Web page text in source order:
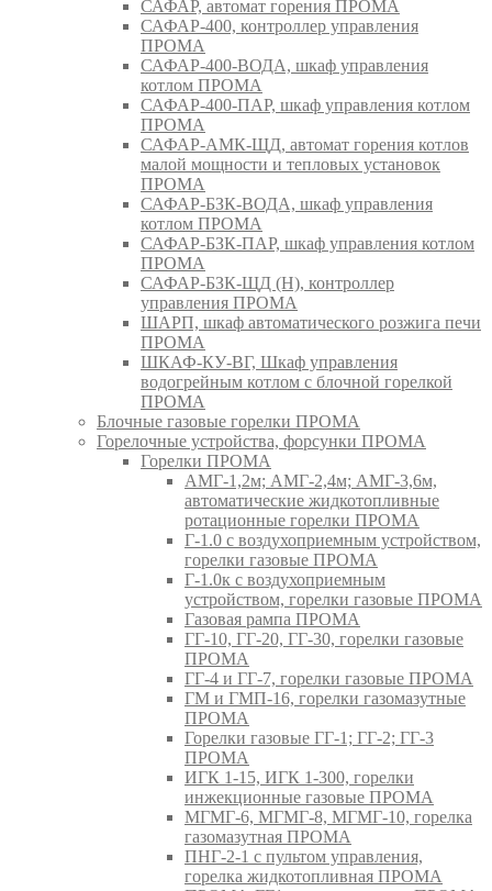
САФАР, автомат горения ПРОМА
САФАР-400, контроллер управления
ПРОМА
САФАР-400-ВОДА, шкаф управления
котлом ПРОМА
САФАР-400-ПАР, шкаф управления котлом
ПРОМА
САФАР-АМК-ЩД, автомат горения котлов
малой мощности и тепловых установок
ПРОМА
САФАР-БЗК-ВОДА, шкаф управления
котлом ПРОМА
САФАР-БЗК-ПАР, шкаф управления котлом
ПРОМА
САФАР-БЗК-ЩД (Н), контроллер
управления ПРОМА
ШАРП, шкаф автоматического розжига печи
ПРОМА
ШКАФ-КУ-ВГ, Шкаф управления
водогрейным котлом с блочной горелкой
ПРОМА
Блочные газовые горелки ПРОМА
Горелочные устройства, форсунки ПРОМА
Горелки ПРОМА
АМГ-1,2м; АМГ-2,4м; АМГ-3,6м,
автоматические жидкотопливные
ротационные горелки ПРОМА
Г-1.0 с воздухоприемным устройством,
горелки газовые ПРОМА
Г-1.0к с воздухоприемным
устройством, горелки газовые ПРОМА
Газовая рампа ПРОМА
ГГ-10, ГГ-20, ГГ-30, горелки газовые
ПРОМА
ГГ-4 и ГГ-7, горелки газовые ПРОМА
ГМ и ГМП-16, горелки газомазутные
ПРОМА
Горелки газовые ГГ-1; ГГ-2; ГГ-3
ПРОМА
ИГК 1-15, ИГК 1-300, горелки
инжекционные газовые ПРОМА
МГМГ-6, МГМГ-8, МГМГ-10, горелка
газомазутная ПРОМА
ПНГ-2-1 с пультом управления,
горелка жидкотопливная ПРОМА